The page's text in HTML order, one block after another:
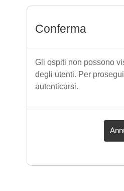
Conferma
Gli ospiti non possono
degli utenti. Per
autenticarsi.